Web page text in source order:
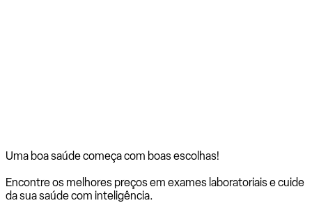
Uma boa saúde começa com boas escolhas!
Encontre os melhores preços em exames laboratoriais e cuide
da sua saúde com inteligência.